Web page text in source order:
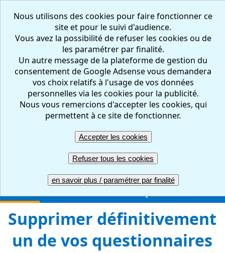
Nous utilisons des cookies pour faire fonctionner ce
site et pour le suivi d'audience.
Vous avez la possibilité de refuser les cookies ou de
les paramétrer par finalité.
Un autre message de la plateforme de gestion du
consentement de Google Adsense vous demandera
vos choix relatifs à l'usage de vos données
personnelles via les cookies pour la publicité.
Nous vous remercions d'accepter les cookies, qui
permettent à ce site de fonctionner.
Accepter les cookies
Refuser tous les cookies
en savoir plus / paramétrer par finalité
CREER REPONDRE
RESULTATS
GERER
COMPTE PRO UNE QUESTION ?
Supprimer définitivement
un de vos questionnaires